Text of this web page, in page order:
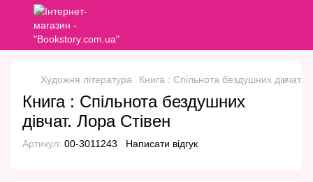
Художня література Книга : Спільнота бездушних дівчат.
Книга : Спільнота бездушних
дівчат. Лора Стівен
Артикул: 00-3011243 Написати відгук